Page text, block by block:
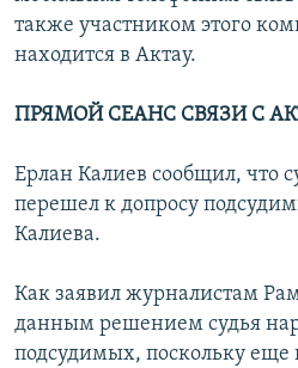
также участником этого
находится в Актау.
ПРЯМОЙ СЕАНС СВЯЗИ С
Ерлан Калиев сообщил, что
перешел к допросу
Калиева.
Как заявил журналистам
данным решением судья
подсудимых, поскольку еще